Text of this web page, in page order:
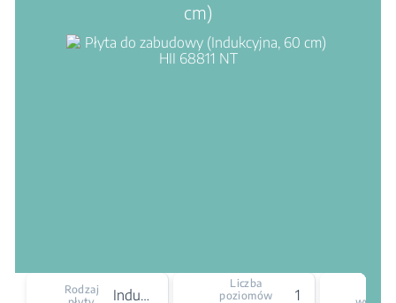
cm)
Rodzaj
Indukcyjna
Liczba
poziomów